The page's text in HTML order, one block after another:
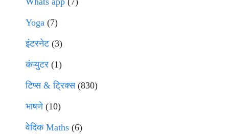
Yoga (7)
इंटरनेट(3)
कंप्युटर (1)
टिप्स & ट्रिक्स(830)
भाषणे(10)
वेदिक Maths (6)